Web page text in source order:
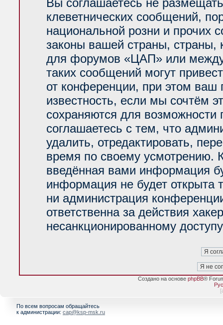
Вы соглашаетесь не
клеветнических сообщений,
национальной розни и прочих
законы вашей страны, страны,
для форумов «ЦАП» или
таких сообщений могут
от конференции, при этом ваш
известность, если мы сочтём
сохраняются для возможности
соглашаетесь с тем, что
удалить, отредактировать,
время по своему усмотрению.
введённая вами информация
информация не будет открыта
ни администрация
ответственна за действия
несанкционированному
Создано на основе phpBB®
[
По всем вопросам обращайтесь
к администрации: cap@ksp-msk.ru